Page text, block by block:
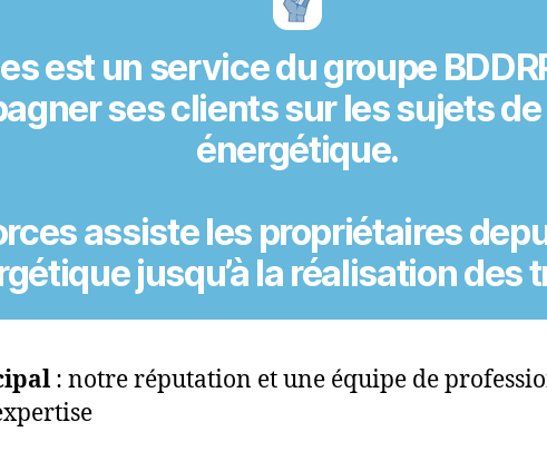
est un service du groupe
ses clients sur les sujets de
énergétique.
assiste les propriétaires
jusqu’à la réalisation des
: notre réputation et une équipe de